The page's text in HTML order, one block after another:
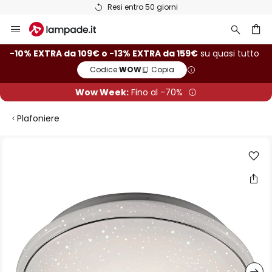
Resi entro 50 giorni
Salta
al
contenuto
-10% EXTRA da 109€ o -13% EXTRA da 159€ su quasi tutto
Codice:WOW Copia
Wow Week: Fino al -70%
Plafoniere
immagini